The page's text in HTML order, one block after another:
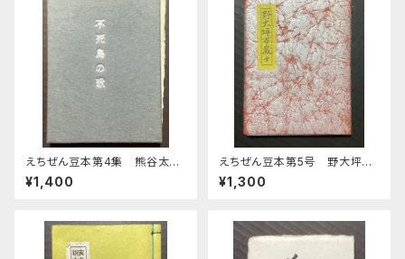
えちぜん豆本第4集 熊谷太三
郎歌集
¥1,400
えちぜん豆本第5号 野大坪万
歳 全
¥1,300